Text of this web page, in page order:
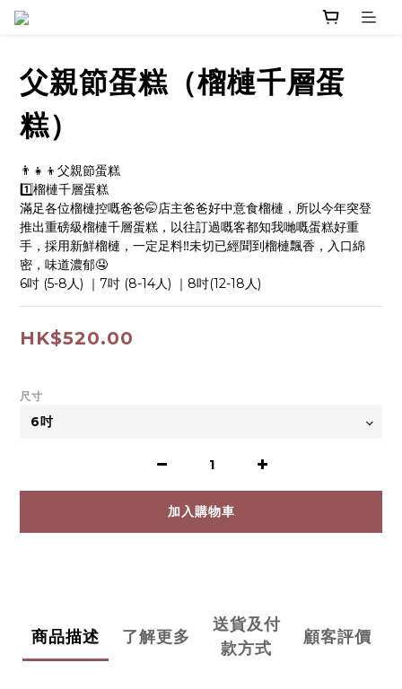
父親節蛋糕（榴槤千層蛋
糕）
👨‍👧‍👦父親節蛋糕
1️⃣榴槤千層蛋糕
滿足各位榴槤控嘅爸爸🤭店主爸爸好中意食榴槤，所以今年突登
推出重磅級榴槤千層蛋糕，以往訂過嘅客都知我哋嘅蛋糕好重
手，採用新鮮榴槤，一定足料‼️未切已經聞到榴槤飄香，入口綿
密，味道濃郁🤤
6吋 (5-8人) ｜7吋 (8-14人) ｜8吋(12-18人)
HK$520.00
尺寸
加入購物車
商品描述 了解更多
送貨及付
款方式
顧客評價